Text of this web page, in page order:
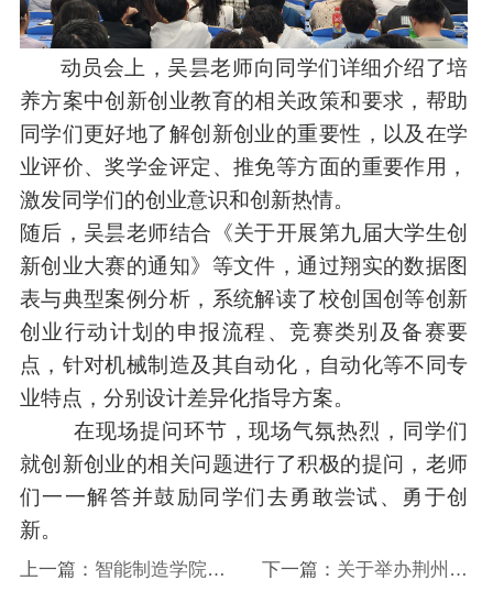
动员会上， 吴昙老师向同学们详细介绍了培
养方案中创新创业教育的相关政策和要求，帮助
同学们更好地了解创新创业的重要性，以及在学
业评价、奖学金评定、推免等方面的重要作用，
激发同学们的创业意识和创新热情。
随后， 吴昙老师结合《关于开展第九届大学生创
新创业大赛的通知》等文件，通过翔实的数据图
表与典型案例分析，系统解读了校创国创等创新
创业行动计划的申报流程、竞赛类别及备赛要
点，针对机械制造及其自动化，自动化等不同专
业特点，分别设计差异化指导方案。
在现场提问环节，现场气氛热烈，同学们
就创新创业的相关问题进行了积极的提问，老师
们一一解答并鼓励同学们去勇敢尝试、勇于创
新。
上一篇： 智能制造学院召
下一篇： 关于举办荆州学